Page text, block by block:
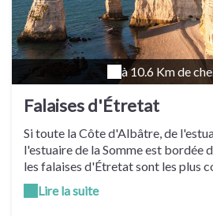
à 10.6 Km de
Falaises d'Étretat
Si toute la Côte d'Albâtre, de
l'estuaire de la Somme est bordée
les falaises d'Étretat sont les plus
pittoresques. L'image de la Porte
ont fait le tour du Monde, décrites
Lire la suite